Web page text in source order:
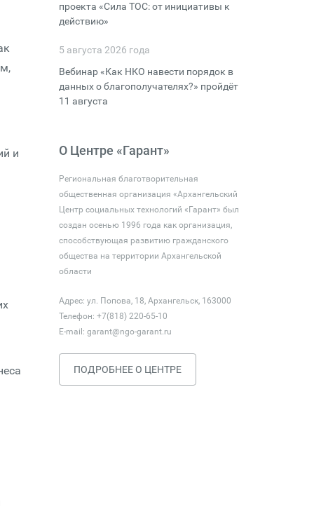
и
проекта «Сила ТОС: от инициативы к
действию»
5 августа 2026 года
Вебинар «Как НКО навести порядок в
данных о благополучателях?» пройдёт
11 августа
О Центре «Гарант»
Региональная благотворительная
общественная организация «Архангельский
Центр социальных технологий «Гарант» был
создан осенью 1996 года как организация,
способствующая развитию гражданского
общества на территории Архангельской
области
Адрес: ул. Попова, 18, Архангельск, 163000
Телефон: +7(818) 220-65-10
E-mail: garant@ngo-garant.ru
ПОДРОБНЕЕ О ЦЕНТРЕ